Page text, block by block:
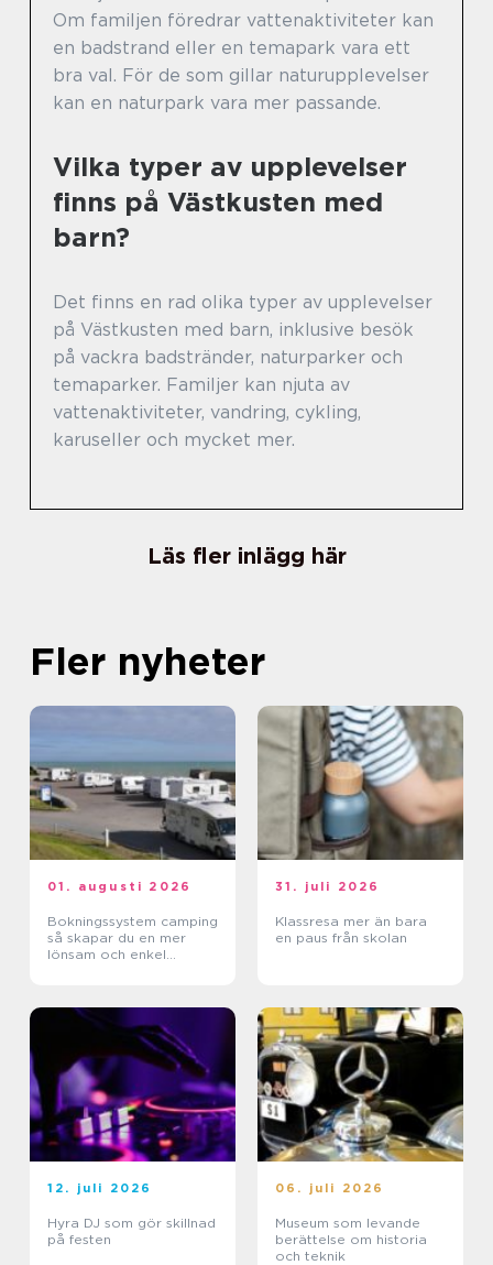
Om familjen föredrar vattenaktiviteter kan
en badstrand eller en temapark vara ett
bra val. För de som gillar naturupplevelser
kan en naturpark vara mer passande.
Vilka typer av upplevelser
finns på Västkusten med
barn?
Det finns en rad olika typer av upplevelser
på Västkusten med barn, inklusive besök
på vackra badstränder, naturparker och
temaparker. Familjer kan njuta av
vattenaktiviteter, vandring, cykling,
karuseller och mycket mer.
Läs fler inlägg här
Fler nyheter
01. augusti 2026
Bokningssystem camping
så skapar du en mer
lönsam och enkel
31. juli 2026
Klassresa mer än bara
en paus från skolan
12. juli 2026
Hyra DJ som gör skillnad
på festen
06. juli 2026
Museum som levande
berättelse om historia
och teknik